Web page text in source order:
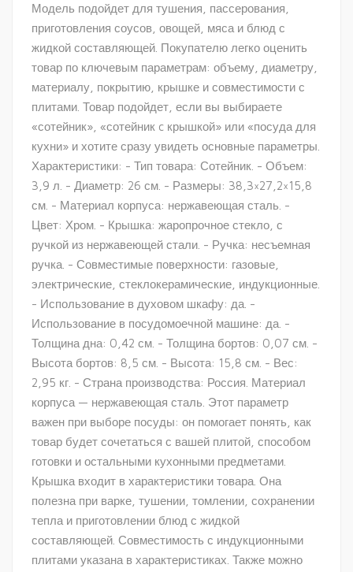
Модель подойдет для тушения, пассерования,
приготовления соусов, овощей, мяса и блюд с
жидкой составляющей. Покупателю легко оценить
товар по ключевым параметрам: объему, диаметру,
материалу, покрытию, крышке и совместимости с
плитами. Товар подойдет, если вы выбираете
«сотейник», «сотейник c крышкой» или «посуда для
кухни» и хотите сразу увидеть основные параметры.
Характеристики: - Тип товара: Сотейник. - Объем:
3,9 л. - Диаметр: 26 см. - Размеры: 38,3×27,2×15,8
см. - Материал корпуса: нержавеющая сталь. -
Цвет: Хром. - Крышка: жаропрочное стекло, с
ручкой из нержавеющей стали. - Ручка: несъемная
ручка. - Совместимые поверхности: газовые,
электрические, стеклокерамические, индукционные.
- Использование в духовом шкафу: да. -
Использование в посудомоечной машине: да. -
Толщина дна: 0,42 см. - Толщина бортов: 0,07 см. -
Высота бортов: 8,5 см. - Высота: 15,8 см. - Вес:
2,95 кг. - Страна производства: Россия. Материал
корпуса — нержавеющая сталь. Этот параметр
важен при выборе посуды: он помогает понять, как
товар будет сочетаться с вашей плитой, способом
готовки и остальными кухонными предметами.
Крышка входит в характеристики товара. Она
полезна при варке, тушении, томлении, сохранении
тепла и приготовлении блюд с жидкой
составляющей. Совместимость с индукционными
плитами указана в характеристиках. Также можно